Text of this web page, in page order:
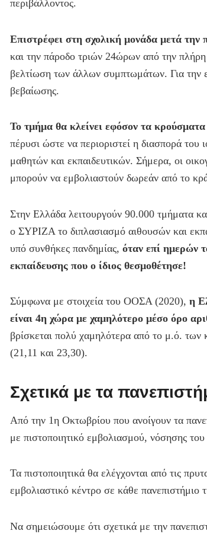
περιβάλλοντος.
Επιστρέφει στη σχολική μονάδα μετά την
και την πάροδο τριών 24ώρων από την
βελτίωση των άλλων συμπτωμάτων. Για την
βεβαίωσης.
Το τμήμα θα κλείνει εφόσον τα
πέρυσι ώστε να περιοριστεί η διασπορά του
μαθητών και εκπαιδευτικών. Σήμερα, οι
μπορούν να εμβολιαστούν δωρεάν από το
Στην Ελλάδα λειτουργούν 90.000 τμήματα
ο ΣΥΡΙΖΑ το διπλασιασμό αιθουσών και
υπό συνθήκες πανδημίας, όταν επί ημερών
εκπαίδευσης που ο ίδιος θεσμοθέτησε!
Σύμφωνα με στοιχεία του ΟΟΣΑ (2020), η
είναι 4η χώρα με χαμηλότερο μέσο όρο
βρίσκεται πολύ χαμηλότερα από το μ.ό.
(21,11 και 23,30).
Σχετικά με τα
Από την 1η Οκτωβρίου που ανοίγουν τα
με πιστοποιητικό εμβολιασμού, νόσησης
Τα πιστοποιητικά θα ελέγχονται από τις
εμβολιαστικό κέντρο σε κάθε πανεπιστήμιο
Να σημειώσουμε ότι σχετικά με την